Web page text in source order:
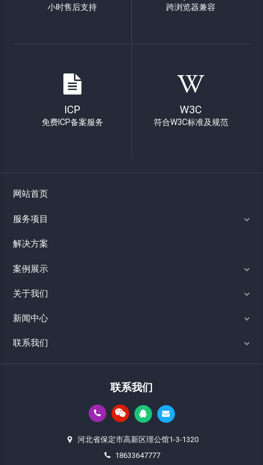
小时售后支持 跨浏览器兼容
ICP
免费ICP备案服务
W3C
符合W3C标准及规范
网站首页
服务项目
解决方案
案例展示
关于我们
新闻中心
联系我们
联系我们
河北省保定市高新区璟公馆1-3-1320
18633647777